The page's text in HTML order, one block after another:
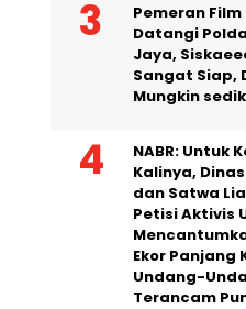
Pemeran Film
Datangi
Jaya,
Sangat Siap,
Mungkin
NABR: Untuk
Kalinya,
dan Satwa
Petisi Aktivis
Ekor Panjang
Undang-
Terancam